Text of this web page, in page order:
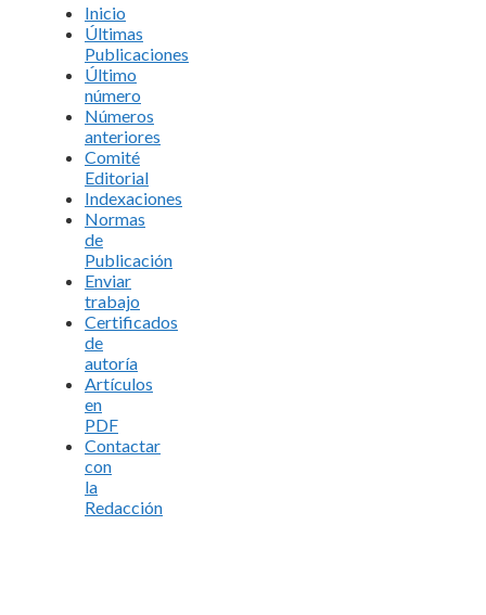
Inicio
Últimas
Publicaciones
Último
número
Números
anteriores
Comité
Editorial
Indexaciones
Normas
de
Publicación
Enviar
trabajo
Certificados
de
autoría
Artículos
en
PDF
Contactar
con
la
Redacción